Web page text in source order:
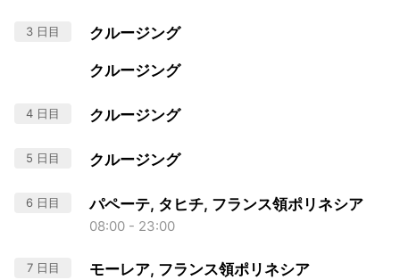
3 日目 クルージング
クルージング
4 日目 クルージング
5 日目 クルージング
6 日目 パペーテ, タヒチ, フランス領ポリネシア
08:00 - 23:00
7 日目 モーレア, フランス領ポリネシア